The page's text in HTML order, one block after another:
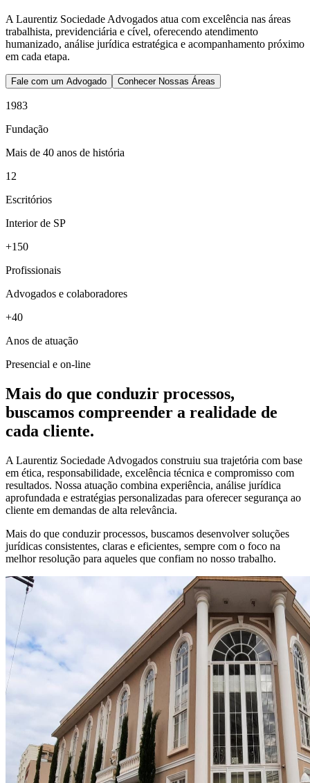
A Laurentiz Sociedade Advogados atua com excelência nas áreas
trabalhista, previdenciária e cível, oferecendo atendimento
humanizado, análise jurídica estratégica e acompanhamento próximo
em cada etapa.
Fale com um Advogado Conhecer Nossas Áreas
1983
Fundação
Mais de 40 anos de história
12
Escritórios
Interior de SP
+150
Profissionais
Advogados e colaboradores
+40
Anos de atuação
Presencial e on-line
Mais do que conduzir processos,
buscamos compreender a realidade de
cada cliente.
A Laurentiz Sociedade Advogados construiu sua trajetória com base
em ética, responsabilidade, excelência técnica e compromisso com
resultados. Nossa atuação combina experiência, análise jurídica
aprofundada e estratégias personalizadas para oferecer segurança ao
cliente em demandas de alta relevância.
Mais do que conduzir processos, buscamos desenvolver soluções
jurídicas consistentes, claras e eficientes, sempre com o foco na
melhor resolução para aqueles que confiam no nosso trabalho.